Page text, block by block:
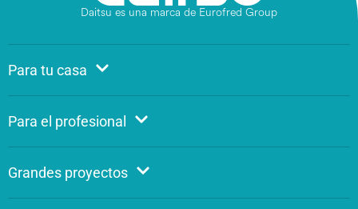
Daitsu es una marca de Eurofred Group
Para tu casa
Para el profesional
Grandes proyectos